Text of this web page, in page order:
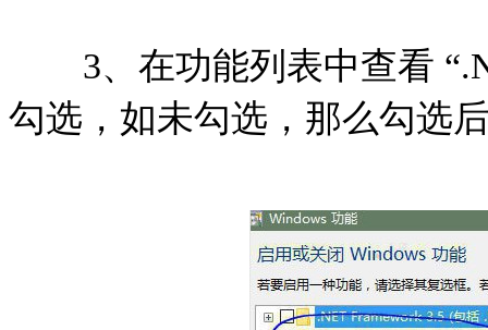
3、在功能列表中查看
勾选，如未勾选，那么勾选